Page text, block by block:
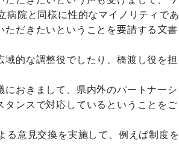
病院と同様に性的なマイノリティであ
ただきたいということを要請する文書
的な調整役でしたり、橋渡し役を担
おきまして、県内外のパートナーシ
ンスで対応しているということをご
意見交換を実施して、例えば制度を